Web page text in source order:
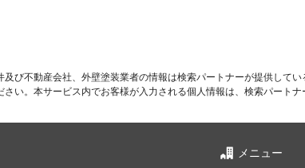
及び不動産会社、外壁塗装業者の情報は検索パートナーが提供して
い。 本サービス内でお客様が入力される個人情報は、検索パート
メニュー